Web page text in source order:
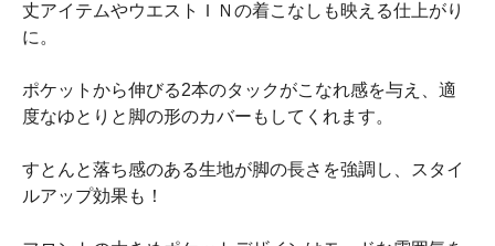
丈アイテムやウエストＩＮの着こなしも映える仕上がり
に。
ポケットから伸びる2本のタックがこなれ感を与え、適
度なゆとりと脚の形のカバーもしてくれます。
すとんと落ち感のある生地が脚の長さを強調し、スタイ
ルアップ効果も！